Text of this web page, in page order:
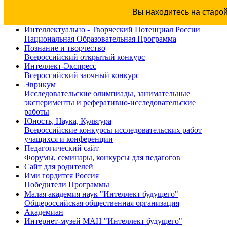
Вы находитесь на
Интеллектуально - Творческий Потенциал России
Национальная Образовательная Программа
Познание и творчество
Всероссийский открытый конкурс
Интеллект-Экспресс
Всероссийский заочный конкурс
Эврикум
Исследовательские олимпиады, занимательные
эксперименты и реферативно-исследовательские
работы
Юность, Наука, Культура
Всероссийские конкурсы исследовательских работ
учащихся и конференции
Педагогический сайт
Форумы, семинары, конкурсы для педагогов
Сайт для родителей
Ими гордится Россия
Победители Программы
Малая академия наук "Интеллект будущего"
Общероссийская общественная организация
Академиан
Интернет-музей МАН "Интеллект будущего"